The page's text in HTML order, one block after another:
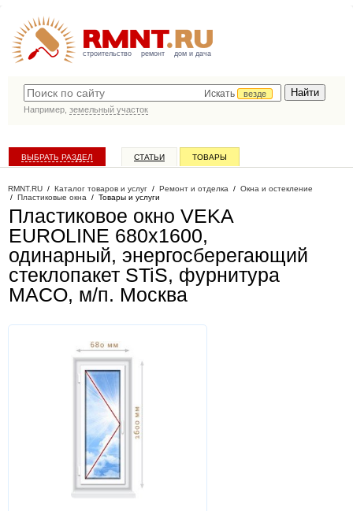
строительство ремонт дом и дача
Искать
везде
Например, земельный участок
ВЫБРАТЬ РАЗДЕЛ СТАТЬИ ТОВАРЫ
RMNT.RU / Каталог товаров и услуг / Ремонт и отделка / Окна и остекление
/ Пластиковые окна / Товары и услуги
Пластиковое окно VEKA
EUROLINE 680х1600,
одинарный, энергосберегающий
стеклопакет STiS, фурнитура
MACO, м/п. Москва